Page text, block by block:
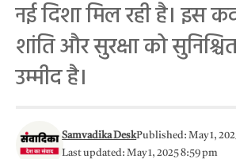
नई दिशा मिल रही है। इस
शांति और सुरक्षा को
उम्मीद है।
Last updated: May 1, 2025 8:59 pm
Samvadika DeskPublished: May 1,